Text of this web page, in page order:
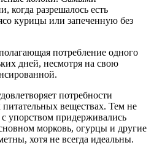
когда разрешалось есть
курицы или запеченную без
потребление одного
дней, несмотря на свою
потребности
веществах. Тем не
упорством придерживались
морковь, огурцы и другие
хотя не всегда идеальны.